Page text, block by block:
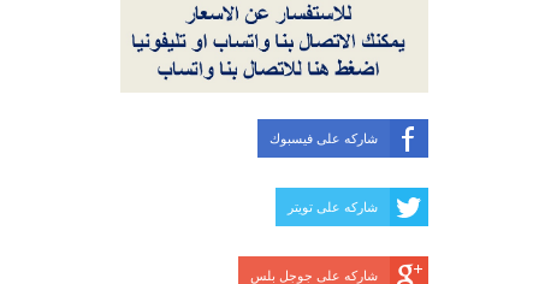
شاركه على فيسبوك
شاركه على تويتر
شاركه على جوجل بلس